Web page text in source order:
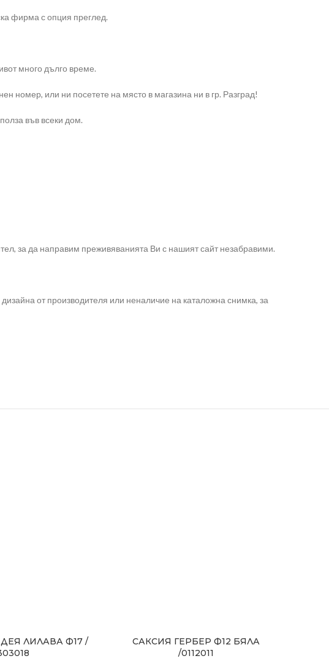
фирма с опция преглед.
много дълго време.
номер, или ни посетете на място в магазина ни в гр. Разград!
във всеки дом.
за да направим преживяванията Ви с нашият сайт незабравими.
от производителя или неналичие на каталожна снимка, за
ЛИЛАВА Ф17 /
САКСИЯ ГЕРБЕР Ф12 БЯЛА
/0112011